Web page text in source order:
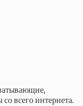
всего интернета.